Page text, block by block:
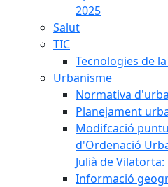
2025
Salut
TIC
Tecnologies de
Urbanisme
Normativa
Planejament
Modifcació
d'Ordenació
Julià de Vilatorta:
Informació